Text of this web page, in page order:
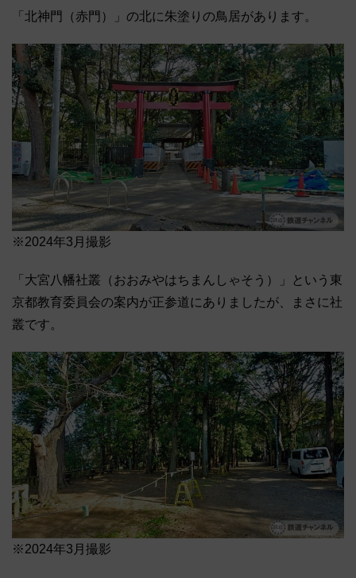
「北神門（赤門）」の北に朱塗りの鳥居があります。
※2024年3月撮影
「大宮八幡社叢（おおみやはちまんしゃそう）」という東
京都教育委員会の案内が正参道にありましたが、まさに社
叢です。
※2024年3月撮影